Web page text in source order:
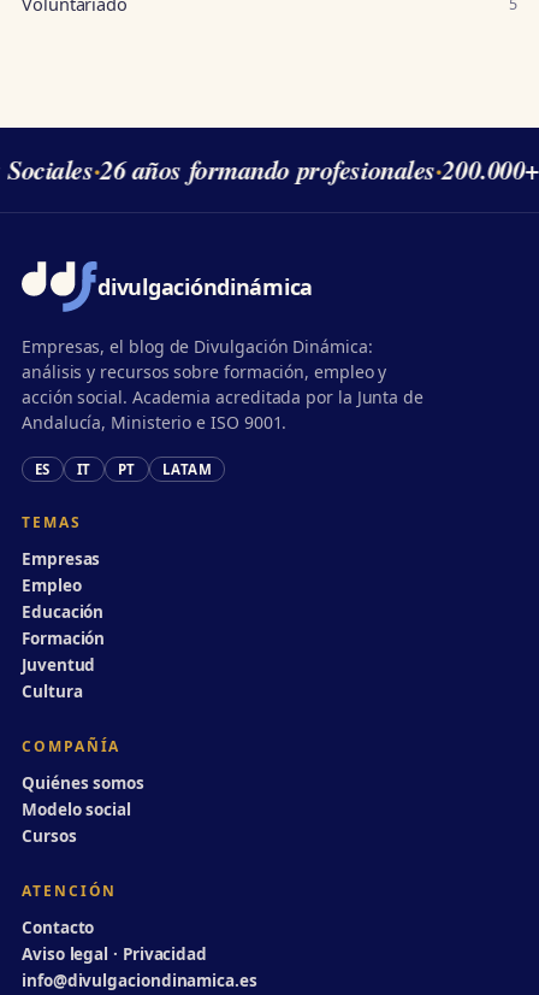
·26 años formando profesionales·
divulgacióndinámica
Empresas, el blog de Divulgación Dinámica:
análisis y recursos sobre formación, empleo y
acción social. Academia acreditada por la Junta de
Andalucía, Ministerio e ISO 9001.
ES IT PT LATAM
TEMAS
Empresas
Empleo
Educación
Formación
Juventud
Cultura
COMPAÑÍA
Quiénes somos
Modelo social
Cursos
ATENCIÓN
Contacto
Aviso legal · Privacidad
info@divulgaciondinamica.es